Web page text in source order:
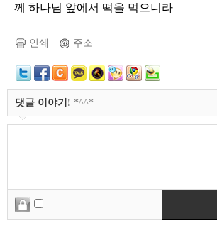
께 하나님 앞에서 떡을 먹으니라
인쇄 주소
댓글 이야기! *^^*